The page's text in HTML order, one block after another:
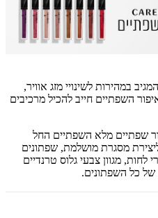
במהירות לשינויי מזג אוויר,
השפתיים חייב להכיל מרכיבים
שפתיים מלא השפתיים החל
מסגרת מושלמת, שפתונים
לחות, מגוון צבעי גלוס טרנדיים
של כל השפתונים.